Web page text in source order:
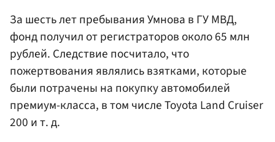
За шесть лет пребывания Умнова в ГУ МВД,
фонд получил от регистраторов около 65 млн
рублей. Следствие посчитало, что
пожертвования являлись взятками, которые
были потрачены на покупку автомобилей
премиум-класса, в том числе Toyota Land Cruiser
200 и т. д.